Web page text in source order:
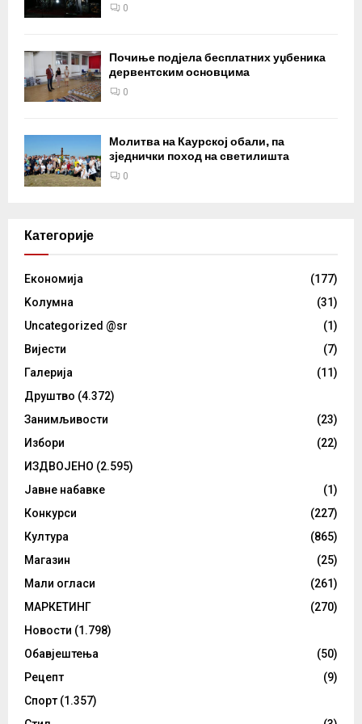
0
Почиње подјела бесплатних уџбеника
дервентским основцима
0
Молитва на Каурској обали, па
зједнички поход на светилишта
0
Категорије
Eкономија
(177)
Kолумнa
(31)
Uncategorized @sr
(1)
Вијести
(7)
Галерија
(11)
Друштво (4.372)
Занимљивости
(23)
Избори
(22)
ИЗДВОЈЕНО (2.595)
Јавне набавке
(1)
Конкурси
(227)
Култура
(865)
Магазин
(25)
Мали огласи
(261)
МАРКЕТИНГ
(270)
Новости (1.798)
Обавјештења
(50)
Рецепт
(9)
Спорт (1.357)